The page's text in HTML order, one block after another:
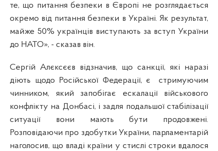
те, що питання безпеки в Європі не розглядається
окремо від питання безпеки в Україні. Як результат,
майже 50% українців виступають за вступ України
до НАТО», - сказав він.
Сергій Алєксєєв відзначив, що санкції, які наразі
діють щодо Російської Федерації, є
стримуючим
чинником, який запобігає ескалації військового
конфлікту на Донбасі, і задля подальшої стабілізації
ситуації вони мають бути продовжені.
Розповідаючи про здобутки України, парламентарій
наголосив, що владі країни у стислі строки вдалося